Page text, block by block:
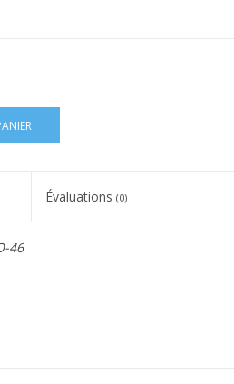
Évaluations (0)
46